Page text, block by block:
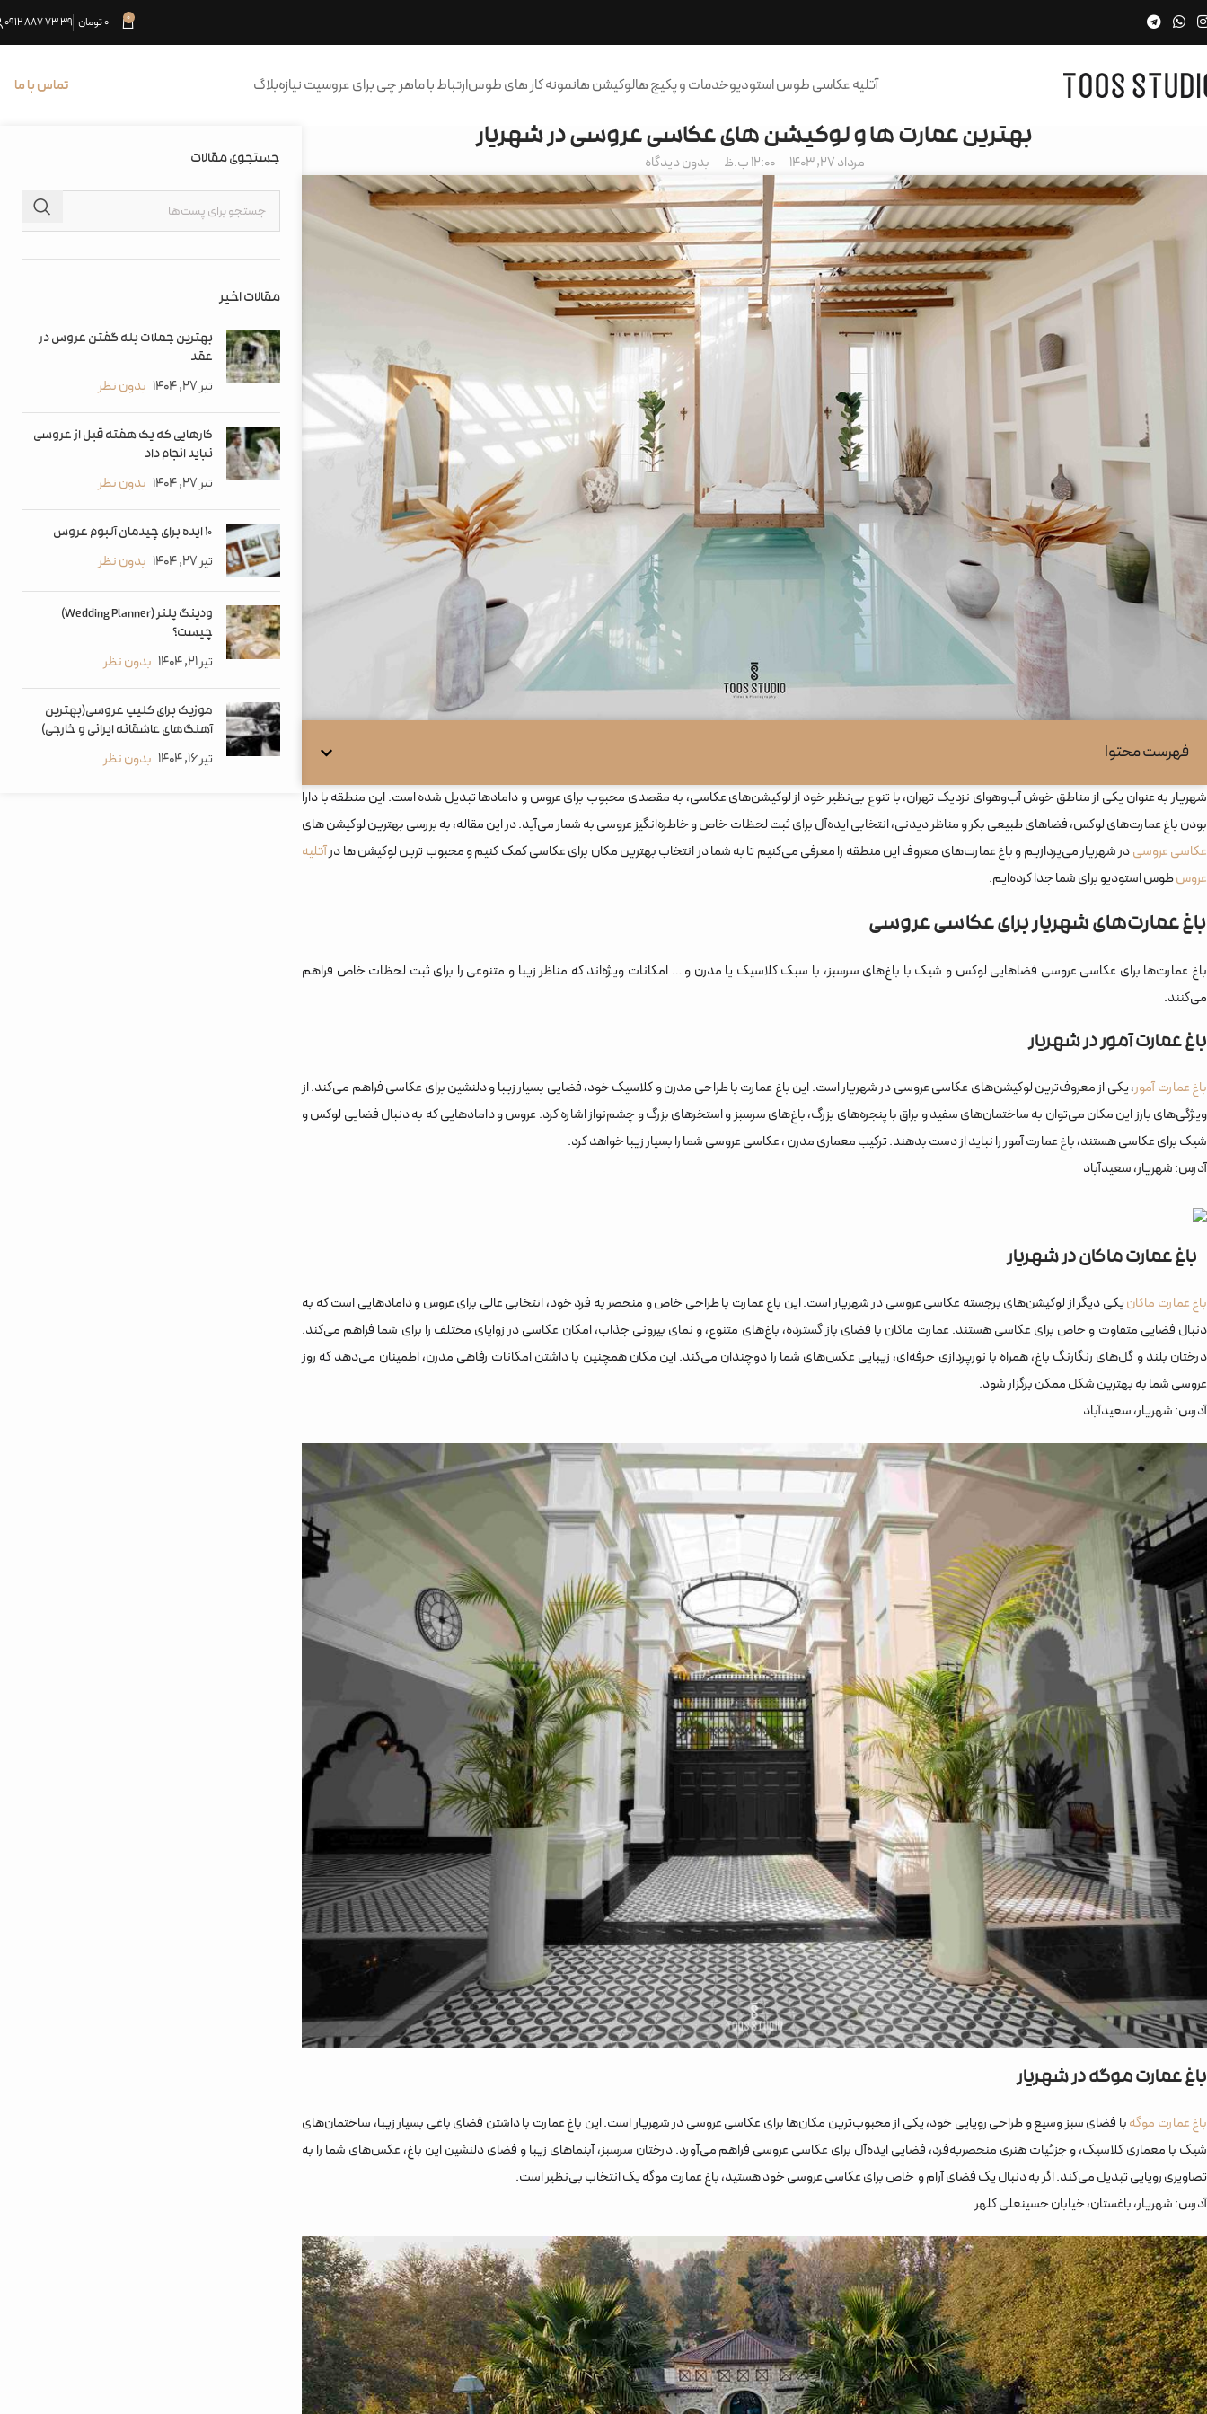
0
0تومان 39 73 887 0912
آتلیه عکاسی طوس استودیوخدمات و پکیج هالوکیشن هانمونه کار های طوسارتباط با ماهر چی برای عروسیت نیازهبلاگ تماس با ما
بهترین عمارت ها و لوکیشن های عکاسی عروسی در شهریار
مرداد 27, 1403 12:00 ب.ظ بدون دیدگاه
فهرست محتوا
شهریار به عنوان یکی از مناطق خوش‌ آب‌وهوای نزدیک تهران، با تنوع بی‌نظیر خود از لوکیشن‌های عکاسی، به مقصدی محبوب برای عروس و دامادها تبدیل شده است. این منطقه با دارا
بودن باغ عمارت‌های لوکس، فضاهای طبیعی بکر و مناظر دیدنی، انتخابی ایده‌آل برای ثبت لحظات خاص و خاطره‌انگیز عروسی به شمار می‌آید. در این مقاله، به بررسی بهترین لوکیشن‌ های
عکاسی عروسیدر شهریار می‌پردازیم و باغ عمارت‌های معروف این منطقه را معرفی می‌کنیم تا به شما در انتخاب بهترین مکان برای عکاسی کمک کنیم و محبوب ترین لوکیشن ها درآتلیه
عروسطوس استودیو برای شما جدا کرده‌ایم.
باغ عمارت‌های شهریار برای عکاسی عروسی
باغ عمارت‌ها برای عکاسی عروسی فضاهایی لوکس و شیک با باغ‌های سرسبز، با سبک کلاسیک یا مدرن و … امکانات ویژه‌اند که مناظر زیبا و متنوعی را برای ثبت لحظات خاص فراهم
می‌کنند.
باغ عمارت آمور در شهریار
باغ عمارت آمور، یکی از معروف‌ترین لوکیشن‌های عکاسی عروسی در شهریار است. این باغ عمارت با طراحی مدرن و کلاسیک خود، فضایی بسیار زیبا و دلنشین برای عکاسی فراهم می‌کند. از
ویژگی‌های بارز این مکان می‌توان به ساختمان‌های سفید و براق با پنجره‌های بزرگ، باغ‌های سرسبز و استخرهای بزرگ و چشم‌نواز اشاره کرد. عروس و دامادهایی که به دنبال فضایی لوکس و
شیک برای عکاسی هستند، باغ عمارت آمور را نباید از دست بدهند. ترکیب معماری مدرن ، عکاسی عروسی شما را بسیار زیبا خواهد کرد.
آدرس: شهریار، سعیدآباد
باغ عمارت ماکان در شهریار
باغ عمارت ماکانیکی دیگر از لوکیشن‌های برجسته عکاسی عروسی در شهریار است. این باغ عمارت با طراحی خاص و منحصر به فرد خود، انتخابی عالی برای عروس و دامادهایی است که به
دنبال فضایی متفاوت و خاص برای عکاسی هستند. عمارت ماکان با فضای باز گسترده، باغ‌های متنوع، و نمای بیرونی جذاب، امکان عکاسی در زوایای مختلف را برای شما فراهم می‌کند.
درختان بلند و گل‌های رنگارنگ باغ، همراه با نورپردازی حرفه‌ای، زیبایی عکس‌های شما را دوچندان می‌کند. این مکان همچنین با داشتن امکانات رفاهی مدرن، اطمینان می‌دهد که روز
عروسی شما به بهترین شکل ممکن برگزار شود.
آدرس: شهریار، سعیدآباد
باغ عمارت موگه در شهریار
باغ عمارت موگهبا فضای سبز وسیع و طراحی رویایی خود، یکی از محبوب‌ترین مکان‌ها برای عکاسی عروسی در شهریار است. این باغ عمارت با داشتن فضای باغی بسیار زیبا، ساختمان‌های
شیک با معماری کلاسیک، و جزئیات هنری منحصربه‌فرد، فضایی ایده‌آل برای عکاسی عروسی فراهم می‌آورد. درختان سرسبز، آبنماهای زیبا و فضای دلنشین این باغ، عکس‌های شما را به
تصاویری رویایی تبدیل می‌کند. اگر به دنبال یک فضای آرام و خاص برای عکاسی عروسی خود هستید، باغ عمارت موگه یک انتخاب بی‌نظیر است.
آدرس: شهریار، باغستان، خیابان حسینعلی کلهر
جستجوی مقالات
مقالات اخیر
بهترین جملات بله گفتن عروس در
عقد
تیر 27, 1404 بدون نظر
کارهایی که یک هفته قبل از عروسی
نباید انجام داد
تیر 27, 1404 بدون نظر
۱۰ ایده برای چیدمان آلبوم عروس
تیر 27, 1404 بدون نظر
ودینگ پلنر (Wedding Planner)
چیست؟
تیر 21, 1404 بدون نظر
موزیک برای کلیپ عروسی(بهترین
آهنگ‌های عاشقانه ایرانی و خارجی)
تیر 16, 1404 بدون نظر